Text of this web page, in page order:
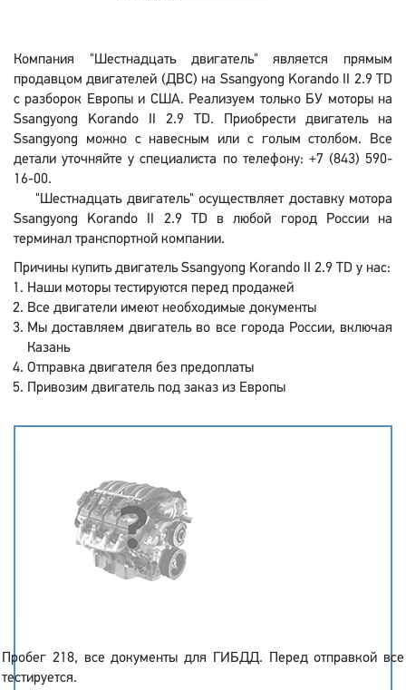
Компания "Шестнадцать двигатель" является прямым
продавцом двигателей (ДВС) на Ssangyong Korando II 2.9 TD
с разборок Европы и США. Реализуем только БУ моторы на
Ssangyong Korando II 2.9 TD. Приобрести двигатель на
Ssangyong можно с навесным или с голым столбом. Все
детали уточняйте у специалиста по телефону: +7 (843) 590-
16-00.
"Шестнадцать двигатель" осуществляет доставку мотора
Ssangyong Korando II 2.9 TD в любой город России на
терминал транспортной компании.
Причины купить двигатель Ssangyong Korando II 2.9 TD у нас:
Наши моторы тестируются перед продажей
Все двигатели имеют необходимые документы
Мы доставляем двигатель во все города России, включая
Казань
Отправка двигателя без предоплаты
Привозим двигатель под заказ из Европы
Пробег 218, все документы для ГИБДД. Перед отправкой все
тестируется.